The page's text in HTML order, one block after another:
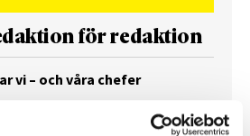
för redaktion
vi – och våra chefer